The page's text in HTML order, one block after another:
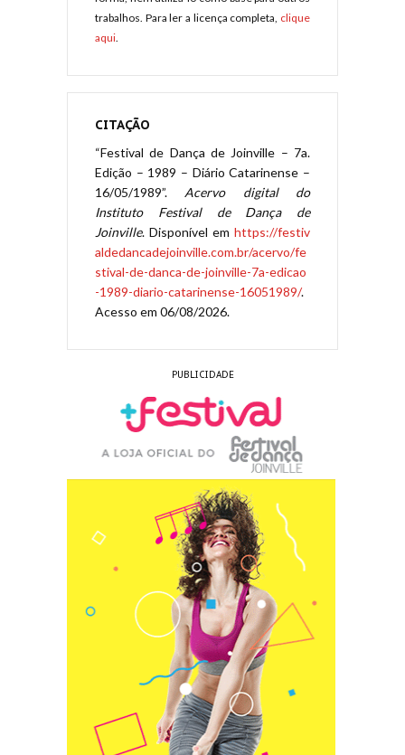
trabalhos. Para ler a licença completa, clique
aqui.
CITAÇÃO
“Festival de Dança de Joinville – 7a.
Edição – 1989 – Diário Catarinense –
16/05/1989”. Acervo digital do
Instituto Festival de Dança de
Joinville. Disponível em https://festiv
aldedancadejoinville.com.br/acervo/fe
stival-de-danca-de-joinville-7a-edicao
-1989-diario-catarinense-16051989/.
Acesso em 06/08/2026.
PUBLICIDADE